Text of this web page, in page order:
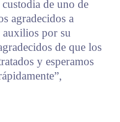
de uno de
agradecidos a
auxilios por su
de que los
y esperamos